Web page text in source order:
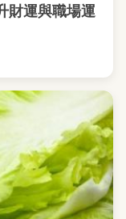
財運與職場運